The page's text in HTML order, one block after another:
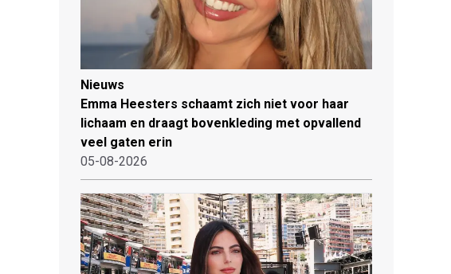
Nieuws
Emma Heesters schaamt zich niet voor haar
lichaam en draagt bovenkleding met opvallend
veel gaten erin
05-08-2026